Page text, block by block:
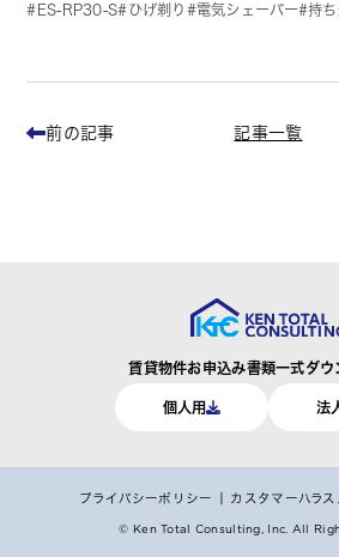
ES-RP30-S ひげ剃り 電気シェーバー 持
前の記事 記事一覧
賃貸物件お申込み書類一式ダウ
個人用 法
プライバシーポリシー カスタマーハラ
© Ken Total Consulting, Inc. All